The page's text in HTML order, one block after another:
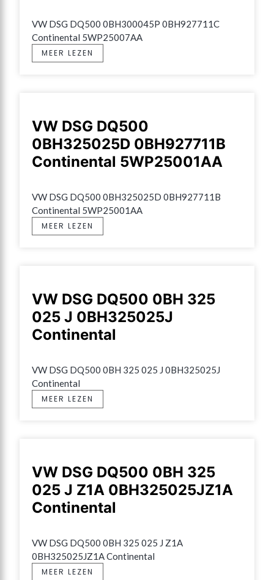
VW DSG DQ500 0BH300045P 0BH927711C
Continental 5WP25007AA
MEER LEZEN
VW DSG DQ500
0BH325025D 0BH927711B
Continental 5WP25001AA
VW DSG DQ500 0BH325025D 0BH927711B
Continental 5WP25001AA
MEER LEZEN
VW DSG DQ500 0BH 325
025 J 0BH325025J
Continental
VW DSG DQ500 0BH 325 025 J 0BH325025J
Continental
MEER LEZEN
VW DSG DQ500 0BH 325
025 J Z1A 0BH325025JZ1A
Continental
VW DSG DQ500 0BH 325 025 J Z1A
0BH325025JZ1A Continental
MEER LEZEN